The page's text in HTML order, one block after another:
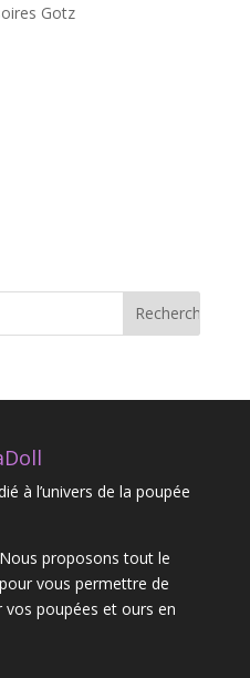
Gotz
à l’univers de la poupée
proposons tout le
vous permettre de
poupées et ours en